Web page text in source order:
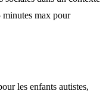
minutes max pour
les enfants autistes,